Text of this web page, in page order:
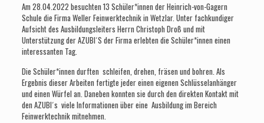
Am 28.04.2022 besuchten 13 Schüler*innen der Heinrich-von-Gagern
Schule die Firma Weller Feinwerktechnik in Wetzlar. Unter fachkundiger
Aufsicht des Ausbildungsleiters Herrn Christoph Droß und mit
Unterstützung der AZUBI´S der Firma erlebten die Schüler*innen einen
interessanten Tag.
Die Schüler*innen durften schleifen, drehen, fräsen und bohren. Als
Ergebnis dieser Arbeiten fertigte jeder einen eigenen Schlüsselanhänger
und einen Würfel an. Daneben konnten sie durch den direkten Kontakt mit
den AZUBI´s viele Informationen über eine Ausbildung im Bereich
Feinwerktechnik mitnehmen.